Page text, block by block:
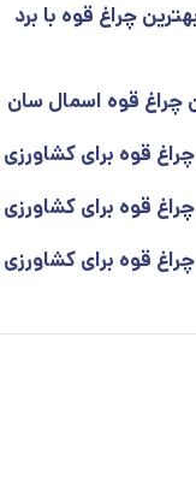
چراغ قوه با برد
چراغ قوه اسمال سان
قوه برای کشاورزی
قوه برای کشاورزی
قوه برای کشاورزی